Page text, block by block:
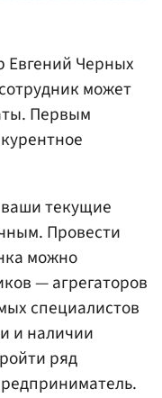
Евгений Черных
может
Первым
текущие
Провести
можно
— агрегаторов
специалистов
и наличии
ряд